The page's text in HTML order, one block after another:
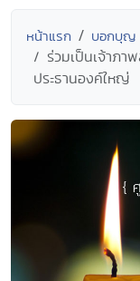
หน้าแรก บอกบุญ
ร่วมเป็นเจ้าภ
ประธานองค์ใหญ่